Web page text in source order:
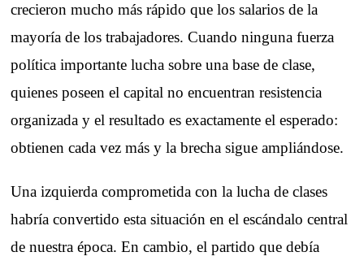
crecieron mucho más rápido que los salarios de la
mayoría de los trabajadores. Cuando ninguna fuerza
política importante lucha sobre una base de clase,
quienes poseen el capital no encuentran resistencia
organizada y el resultado es exactamente el esperado:
obtienen cada vez más y la brecha sigue ampliándose.
Una izquierda comprometida con la lucha de clases
habría convertido esta situación en el escándalo central
de nuestra época. En cambio, el partido que debía